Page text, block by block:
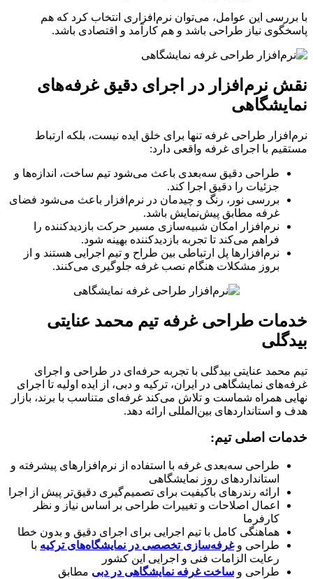
این عوامل، می‌توان نرم‌افزاری انتخاب کرد که هم
نیاز طراحی باشد و هم کارآمد و اقتصادی باشد.
نرم‌افزار در اجرای دقیق غرفه‌های
طراحی غرفه تنها برای خلق ایده نیست، بلکه ارتباط
با اجرای غرفه واقعی دارد:
طراحی دقیق سه‌بعدی باعث می‌شود تیم ساخت، اندازه‌ها و
جزئیات را دقیق اجرا کند.
بررسی نور، رنگ و چیدمان در نرم‌افزار باعث می‌شود فضای
غرفه مطابق پیش‌نمایش باشد.
نرم‌افزار امکان شبیه‌سازی مسیر حرکت بازدیدکننده را
فراهم می‌کند تا تجربه بازدیدکننده بهینه شود.
نرم‌افزارها پل ارتباطی بین طراح و تیم اجرایی هستند و از
بروز مشکلات هنگام نصب غرفه جلوگیری می‌کنند.
طراحی غرفه تیم محمد عنایتی
محمد عنایتی بیدگلی با تجربه حرفه‌ای در طراحی و اجرای
نمایشگاهی در ایران، ترکیه و دبی، از ایده اولیه تا اجرای
همراه شماست و تلاش می‌کند غرفه‌ای متناسب با برند، بازار
استانداردهای بین‌المللی ارائه دهد.
اصلی تیم:
طراحی سه‌بعدی غرفه با استفاده از نرم‌افزارهای پیشرفته و
استانداردهای روز نمایشگاهی
ارائه رندرهای باکیفیت برای تصمیم‌گیری دقیق‌تر پیش از اجرا
اعمال اصلاحات و تغییرات طراحی بر اساس نیاز و نظر
کارفرما
هماهنگی کامل با تیم اجرایی برای اجرای دقیق و بدون خطا
طراحی وغرفه‌سازی تخصصی در نمایشگاه‌های ترکیهبا
رعایت الزامات فنی و اجرایی این کشور
طراحی وساخت غرفه نمایشگاهی در دبی مطابق